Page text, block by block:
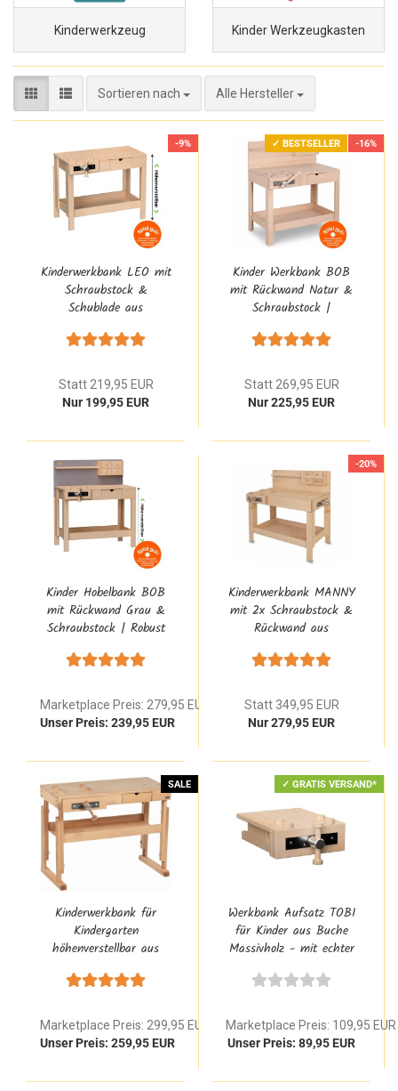
Kinderwerkzeug Kinder Werkzeugkasten
Sortieren nach
Sortieren nach Alle Hersteller
-9%
Kinderwerkbank LEO mit
Schraubstock &
Schublade aus
Statt 219,95 EUR
Nur 199,95 EUR
✓ BESTSELLER -16%
Kinder Werkbank BOB
mit Rückwand Natur &
Schraubstock |
Statt 269,95 EUR
Nur 225,95 EUR
Kinder Hobelbank BOB
mit Rückwand Grau &
Schraubstock | Robust
Marketplace Preis: 279,95 EUR
Unser Preis: 239,95 EUR
-20%
Kinderwerkbank MANNY
mit 2x Schraubstock &
Rückwand aus
Statt 349,95 EUR
Nur 279,95 EUR
SALE
Kinderwerkbank für
Kindergarten
höhenverstellbar aus
Schraubstock, 4-fach
Marketplace Preis: 299,95 EUR
Unser Preis: 259,95 EUR
✓ GRATIS VERSAND*
Werkbank Aufsatz TOBI
für Kinder aus Buche
Massivholz - mit echter
für Tisch & Spielständer
Marketplace Preis: 109,95 EUR
Unser Preis: 89,95 EUR